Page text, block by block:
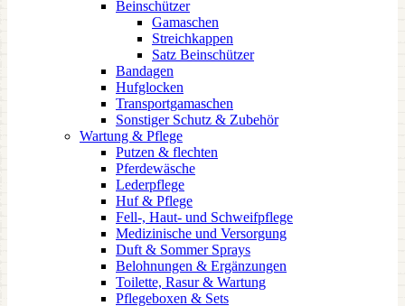
Beinschützer
Gamaschen
Streichkappen
Satz Beinschützer
Bandagen
Hufglocken
Transportgamaschen
Sonstiger Schutz & Zubehör
Wartung & Pflege
Putzen & flechten
Pferdewäsche
Lederpflege
Huf & Pflege
Fell-, Haut- und Schweifpflege
Medizinische und Versorgung
Duft & Sommer Sprays
Belohnungen & Ergänzungen
Toilette, Rasur & Wartung
Pflegeboxen & Sets